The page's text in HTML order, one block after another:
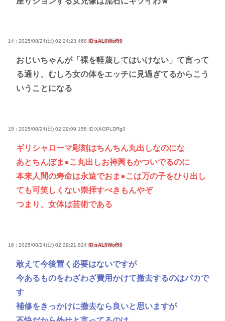
14 : 2025/08/24(日) 02:24:23.468 ID:sAL0Wof90
おじいちゃんが「裸を軽蔑してはいけない」て言って
る通り、むしろ女の体をエッチに見過ぎてるからこう
いうことになる
15 : 2025/08/24(日) 02:29:09.158 ID:XAGPLDRg0
ギリシャローマ彫刻はちんちん丸出しなのにな
あとちんぼま●こ丸出しお神輿もかついでるのに
本来人間の寿命は永遠でおま●こは万の子をひり出し
ても可笑しくない崇拝すべきもんやぞ
つまり、女体は芸術である
16 : 2025/08/24(日) 02:29:21.824 ID:sAL0Wof90
敢えて今後置く必要はないですが
今あるものをわざわざ費用かけて撤去するのはバカで
す
補修をきっかけに撤去なら良いと思いますが